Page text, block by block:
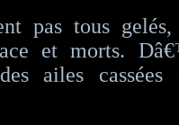
pas tous gelés,
et morts.
ailes cassées